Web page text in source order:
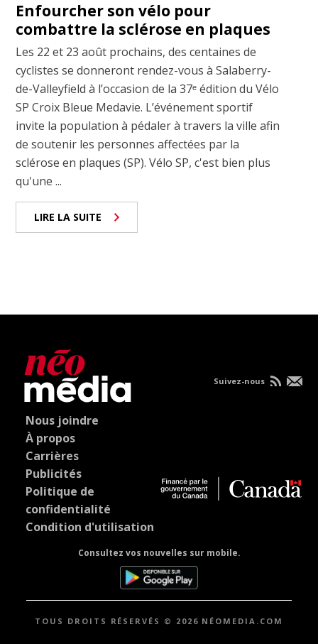
Enfourcher son vélo pour
combattre la sclérose en plaques
Les 22 et 23 août prochains, des centaines de
cyclistes se donneront rendez-vous à Salaberry-
de-Valleyfield à l’occasion de la 37ᵉ édition du Vélo
SP Croix Bleue Medavie. L’événement sportif
invite la population à pédaler à travers la ville afin
de soutenir les personnes affectées par la
sclérose en plaques (SP). Vélo SP, c'est bien plus
qu'une ...
LIRE LA SUITE
Nous joindre
À propos
Carrières
Publicités
Politique de
confidentialité
Condition d'utilisation
Consultez vos nouvelles sur mobile.
Suivez-nous
TOUS DROITS RÉSERVÉS © 2026 NÉOMEDIA.COM